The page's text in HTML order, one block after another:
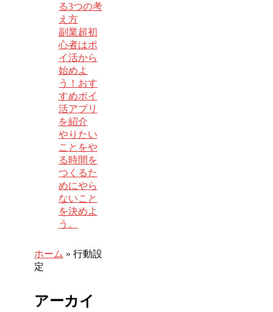
る3つの考
え方
副業超初
心者はポ
イ活から
始めよ
う！おす
すめポイ
活アプリ
を紹介
やりたい
ことをや
る時間を
つくるた
めにやら
ないこと
を決めよ
う。
ホーム » 行動設
定
アーカイ